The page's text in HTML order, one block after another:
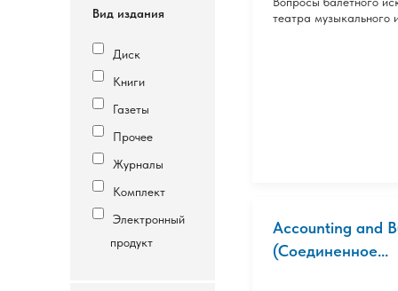
Вид издания
Диск
Книги
Газеты
Прочее
Журналы
Комплект
Электронный
продукт
театра музыкального
Accounting and
(Соединенное...